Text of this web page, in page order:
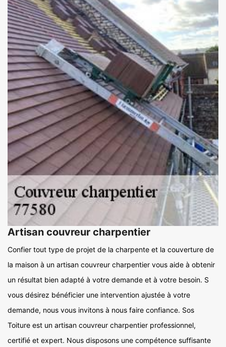
Artisan couvreur charpentier
Confier tout type de projet de la charpente et la couverture de
la maison à un artisan couvreur charpentier vous aide à obtenir
un résultat bien adapté à votre demande et à votre besoin. S
vous désirez bénéficier une intervention ajustée à votre
demande, nous vous invitons à nous faire confiance. Sos
Toiture est un artisan couvreur charpentier professionnel,
certifié et expert. Nous disposons une compétence suffisante